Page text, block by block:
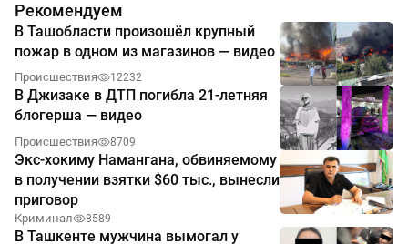
Рекомендуем
В Ташобласти произошёл крупный
пожар в одном из магазинов — видео
Происшествия 12232
В Джизаке в ДТП погибла 21-летняя
блогерша — видео
Происшествия 8709
Экс-хокиму Намангана, обвиняемому
в получении взятки $60 тыс., вынесли
приговор
Криминал 8589
В Ташкенте мужчина вымогал у